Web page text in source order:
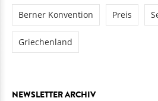
Berner Konvention Preis
Griechenland
NEWSLETTER ARCHIV